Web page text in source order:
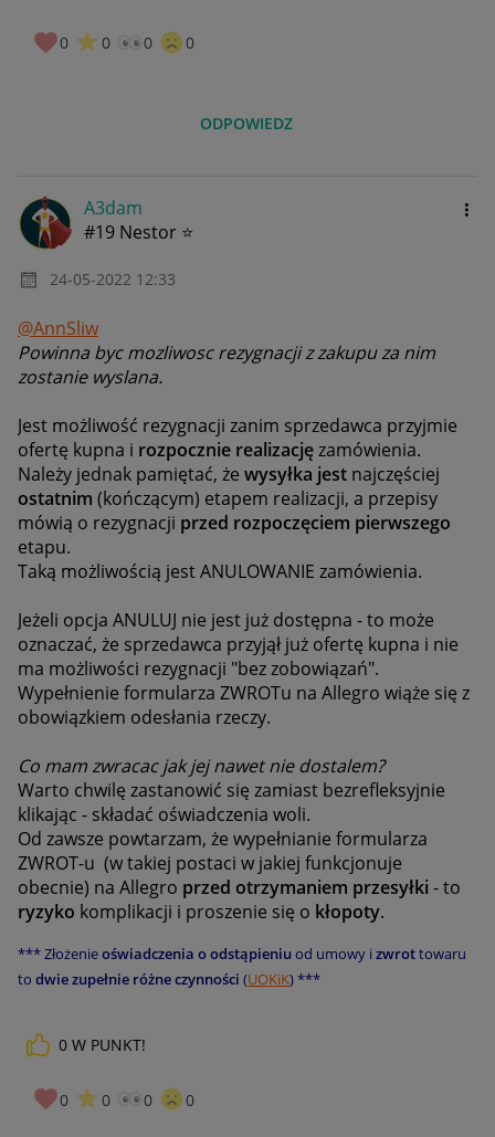
0 0 0 0
ODPOWIEDZ
A3dam
#19 Nestor ⭐
‎24-05-2022 12:33
@AnnSliw
Powinna byc mozliwosc rezygnacji z zakupu za nim
zostanie wyslana.
Jest możliwość rezygnacji zanim sprzedawca przyjmie
ofertę kupna i rozpocznie realizacjęzamówienia.
Należy jednak pamiętać, że wysyłka jest najczęściej
ostatnim (kończącym) etapem realizacji, a przepisy
mówią o rezygnacji przed rozpoczęciem pierwszego
etapu.
Taką możliwością jest ANULOWANIE zamówienia.
Jeżeli opcja ANULUJ nie jest już dostępna - to może
oznaczać, że sprzedawca przyjął już ofertę kupna i nie
ma możliwości rezygnacji "bez zobowiązań".
Wypełnienie formularza ZWROTu na Allegro wiąże się z
obowiązkiem odesłania rzeczy.
Co mam zwracac jak jej nawet nie dostalem?
Warto chwilę zastanowić się zamiast bezrefleksyjnie
klikając - składać oświadczenia woli.
Od zawsze powtarzam, że wypełnianie formularza
ZWROT-u (w takiej postaci w jakiej funkcjonuje
obecnie) na Allegro przed otrzymaniem przesyłki - to
ryzyko komplikacji i proszenie się o kłopoty.
*** Złożenieoświadczenia o odstąpieniuod umowy i zwrottowaru
to dwie zupełnie różne czynności (UOKiK) ***
0 W PUNKT!
0 0 0 0